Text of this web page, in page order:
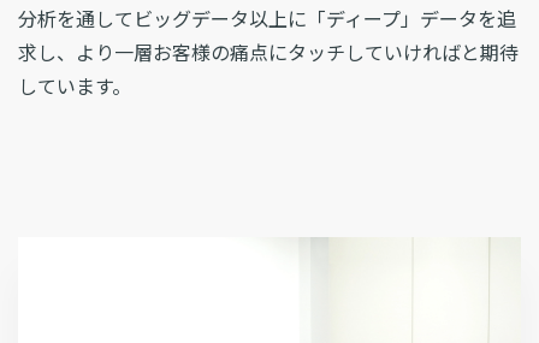
分析を通してビッグデータ以上に「ディープ」データを追
求し、より一層お客様の痛点にタッチしていければと期待
しています。